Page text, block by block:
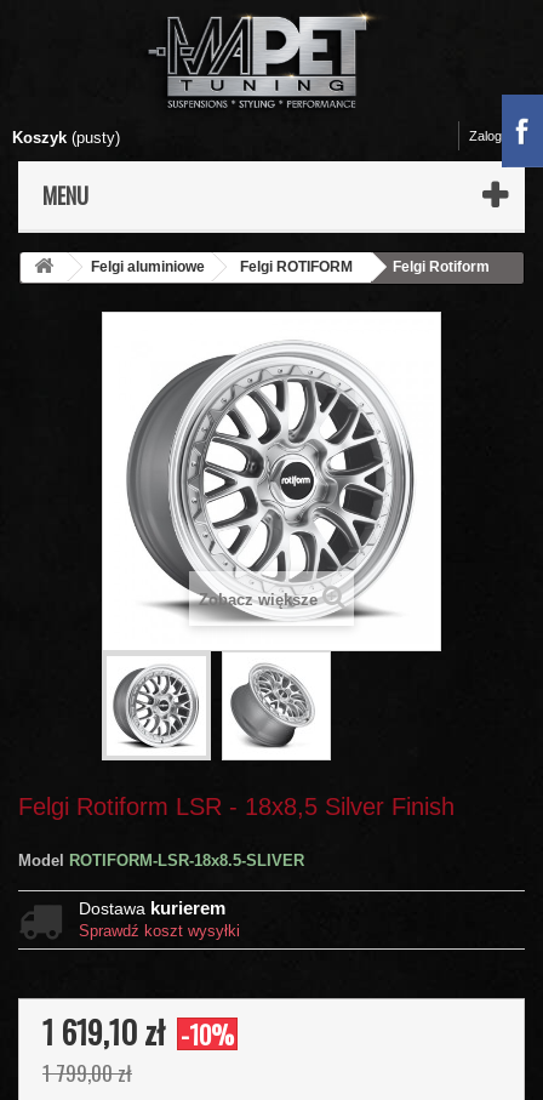
Koszyk (pusty)
MENU
Zaloguj się
Felgi aluminiowe Felgi ROTIFORM
Felgi Rotiform
Zobacz większe
Felgi Rotiform LSR - 18x8,5 Silver Finish
Model ROTIFORM-LSR-18x8.5-SLIVER
Dostawa kurierem
Sprawdź koszt wysyłki
1 619,10 zł -10%
1 799,00 zł